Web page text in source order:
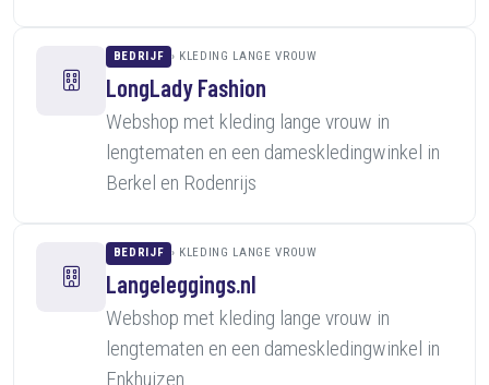
BEDRIJF KLEDING LANGE VROUW
LongLady Fashion
Webshop met kleding lange vrouw in
lengtematen en een dameskledingwinkel in
Berkel en Rodenrijs
BEDRIJF KLEDING LANGE VROUW
Langeleggings.nl
Webshop met kleding lange vrouw in
lengtematen en een dameskledingwinkel in
Enkhuizen